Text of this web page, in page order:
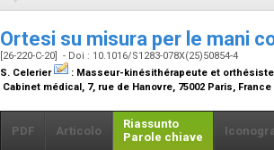
Ortesi su misura per le mani
[26-220-C-20] - Doi : 10.1016/S1283-078X(25)50854-4
S. Celerier
: Masseur-kinésithérapeute et orthésiste
Cabinet médical, 7, rue de Hanovre, 75002 Paris, France
PDF Articolo
Riassunto
Parole chiave